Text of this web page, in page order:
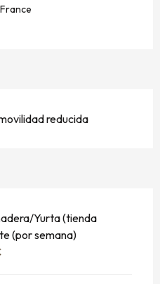
reducida
Yurta (tienda
(por semana)